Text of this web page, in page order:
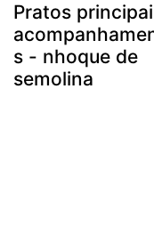
Pratos
s - nhoque de
semolina